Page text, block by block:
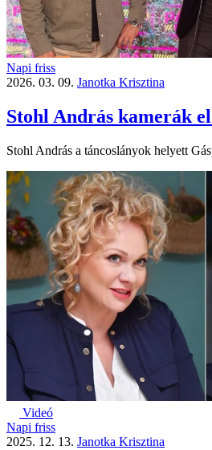
Napi friss
2026. 03. 09. Janotka Krisztina
Stohl András kamerák
Stohl András a táncoslányok helyett
Videó
Napi friss
2025. 12. 13. Janotka Krisztina